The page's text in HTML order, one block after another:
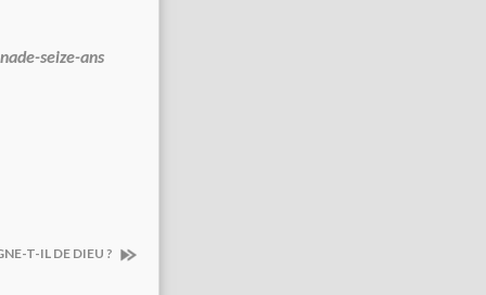
seize-ans
T-IL DE DIEU ?